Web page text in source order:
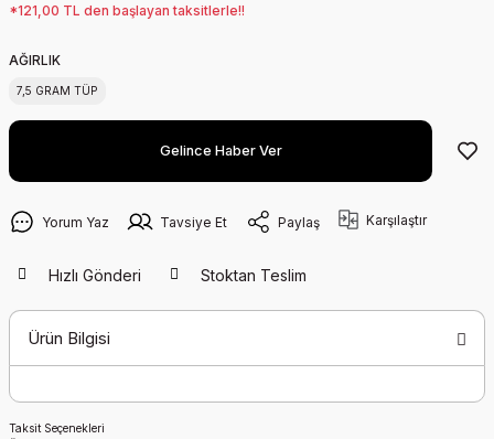
*121,00 TL den başlayan taksitlerle!!
AĞIRLIK
7,5 GRAM TÜP
Gelince Haber Ver
Yorum Yaz Tavsiye Et Paylaş Karşılaştır
Hızlı Gönderi Stoktan Teslim
Ürün Bilgisi
Taksit Seçenekleri